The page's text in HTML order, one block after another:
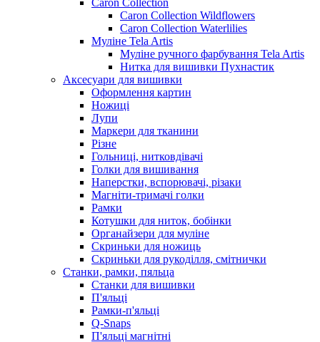
Caron Collection Wildflowers
Caron Collection Waterlilies
Муліне Tela Artis
Муліне ручного фарбування Tela Artis
Нитка для вишивки Пухнастик
Аксесуари для вишивки
Оформлення картин
Ножиці
Лупи
Маркери для тканини
Різне
Гольниці, нитковдівачі
Голки для вишивання
Наперстки, вспорювачі, різаки
Магніти-тримачі голки
Рамки
Котушки для ниток, бобінки
Органайзери для муліне
Скриньки для ножиць
Скриньки для рукоділля, смітнички
Станки, рамки, пяльца
Станки для вишивки
П'яльці
Рамки-п'яльці
Q-Snaps
П'яльці магнітні